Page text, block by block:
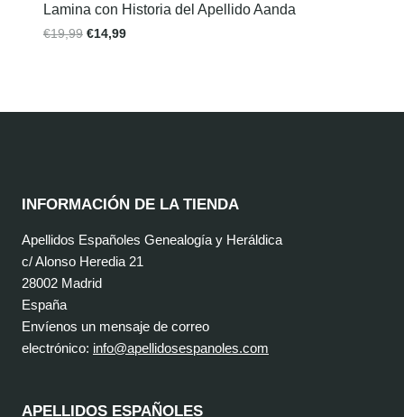
Lamina con Historia del Apellido Aanda
€19,99 €14,99
INFORMACIÓN DE LA TIENDA
Apellidos Españoles Genealogía y Heráldica
c/ Alonso Heredia 21
28002 Madrid
España
Envíenos un mensaje de correo
electrónico: info@apellidosespanoles.com
APELLIDOS ESPAÑOLES